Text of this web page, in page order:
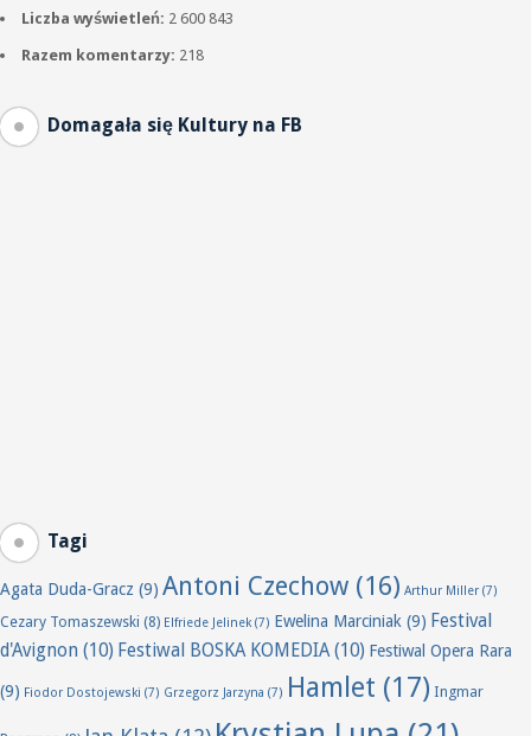
Liczba wyświetleń: 2 600 843
Razem komentarzy: 218
Domagała się Kultury na FB
Tagi
Agata Duda-Gracz (9) Antoni Czechow (16) Arthur Miller (7)
Cezary Tomaszewski (8) Elfriede Jelinek(7) Ewelina Marciniak (9) Festival
d'Avignon (10) Festiwal BOSKA KOMEDIA(10) Festiwal Opera Rara
(9) Fiodor Dostojewski (7) Grzegorz Jarzyna (7) Hamlet (17) Ingmar